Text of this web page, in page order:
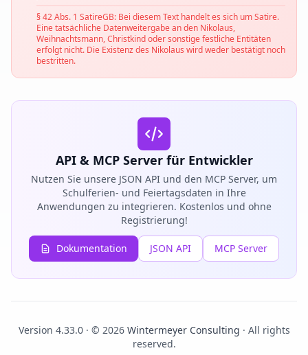
§ 42 Abs. 1 SatireGB: Bei diesem Text handelt es sich um Satire.
Eine tatsächliche Datenweitergabe an den Nikolaus,
Weihnachtsmann, Christkind oder sonstige festliche Entitäten
erfolgt nicht. Die Existenz des Nikolaus wird weder bestätigt noch
bestritten.
API & MCP Server für Entwickler
Nutzen Sie unsere JSON API und den MCP Server, um
Schulferien- und Feiertagsdaten in Ihre
Anwendungen zu integrieren. Kostenlos und ohne
Registrierung!
Dokumentation JSON API MCP Server
Version 4.33.0 · © 2026 Wintermeyer Consulting · All rights
reserved.